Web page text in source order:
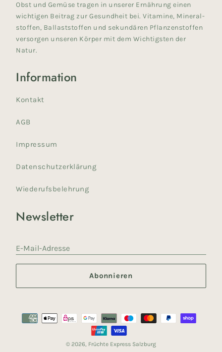
Obst und Gemüse tragen in unserer Ernährung einen
wichtigen Beitrag zur Gesundheit bei. Vita­mine, Mineral­
stoffen, Ballaststoffen und sekundären Pflanzenstoffen
versorgen unseren Körper mit dem Wichtigsten der
Natur.
Information
Kontakt
AGB
Impressum
Datenschutzerklärung
Wiederufsbelehrung
Newsletter
E-Mail-Adresse
Abonnieren
© 2026, Früchte Express Salzburg
Akzeptierte
Zahlungsmethoden